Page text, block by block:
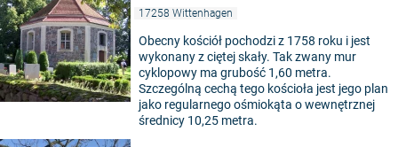
17258 Wittenhagen
Obecny kościół pochodzi z 1758 roku i jest
wykonany z ciętej skały. Tak zwany mur
cyklopowy ma grubość 1,60 metra.
Szczególną cechą tego kościoła jest jego plan
jako regularnego ośmiokąta o wewnętrznej
średnicy 10,25 metra.